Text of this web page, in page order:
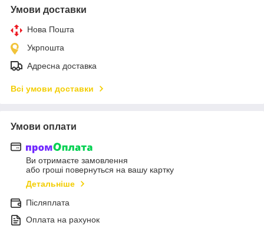
Умови доставки
Нова Пошта
Укрпошта
Адресна доставка
Всі умови доставки
Умови оплати
Ви отримаєте замовлення
або гроші повернуться на вашу картку
Детальніше
Післяплата
Оплата на рахунок